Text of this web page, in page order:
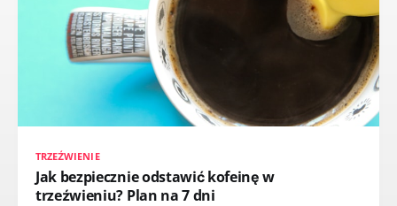
TRZEŹWIENIE
Jak bezpiecznie odstawić kofeinę w
trzeźwieniu? Plan na 7 dni